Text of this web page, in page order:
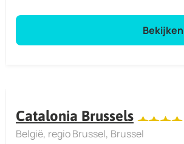
Bekijken
Catalonia Brussels
België regio Brussel Brussel